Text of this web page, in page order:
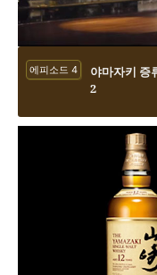
에피소드 4
야마자키 증
2